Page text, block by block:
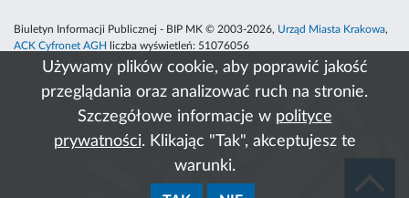
Używamy plików cookie, aby poprawić jakość
przeglądania oraz analizować ruch na stronie.
Szczegółowe informacje w polityce
prywatności. Klikając "Tak", akceptujesz te
warunki.
Biuletyn Informacji Publicznej - BIP MK © 2003-2026, Urząd Miasta Krakowa,
ACK Cyfronet AGH
liczba wyświetleń: 51076056